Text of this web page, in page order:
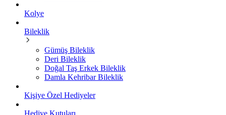
Kolye
Bileklik
Gümüş Bileklik
Deri Bileklik
Doğal Taş Erkek Bileklik
Damla Kehribar Bileklik
Kişiye Özel Hediyeler
Hediye Kutuları